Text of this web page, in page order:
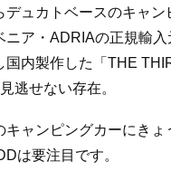
デュカトベースのキャン
ニア・ADRIAの正規輸入
国内製作した「THE
逃せない存在。
キャンピングカーにきょ
は要注目です。